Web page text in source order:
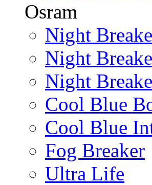
Osram
Night
Night
Night
Cool Blue
Cool Blue
Fog Breaker
Ultra Life